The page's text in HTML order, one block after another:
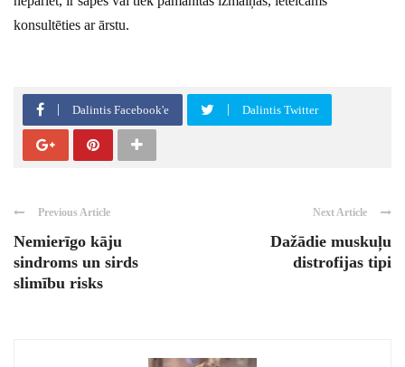
konsultēties ar ārstu.
Dalintis Facebook'e Dalintis Twitter
Previous Article
Nemierīgo kāju
sindroms un sirds
slimību risks
Next Article
Dažādie muskuļu
distrofijas tipi